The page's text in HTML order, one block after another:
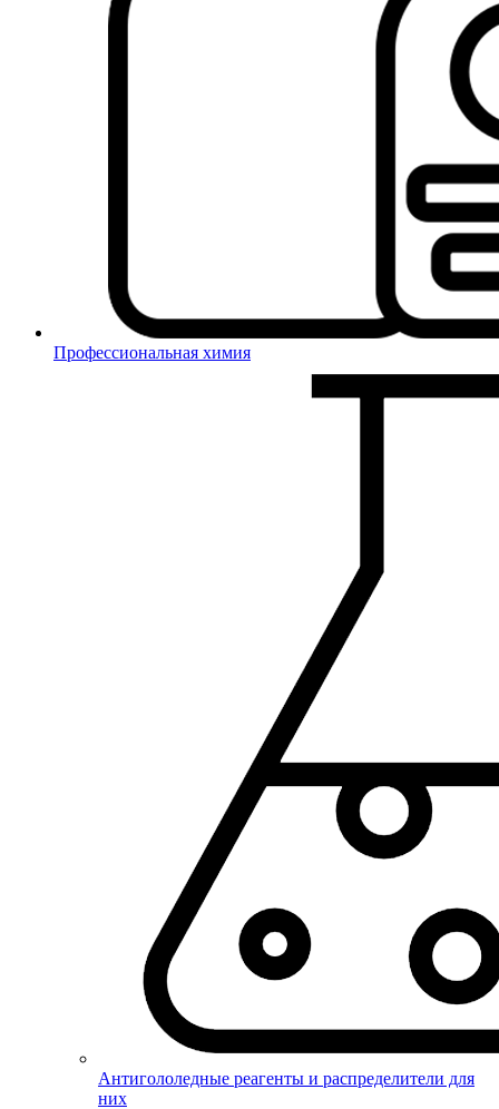
Профессиональная химия
Антигололедные реагенты и распределители для
них